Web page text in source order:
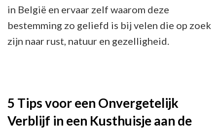
in België en ervaar zelf waarom deze
bestemming zo geliefd is bij velen die op zoek
zijn naar rust, natuur en gezelligheid.
5 Tips voor een Onvergetelijk
Verblijf in een Kusthuisje aan de